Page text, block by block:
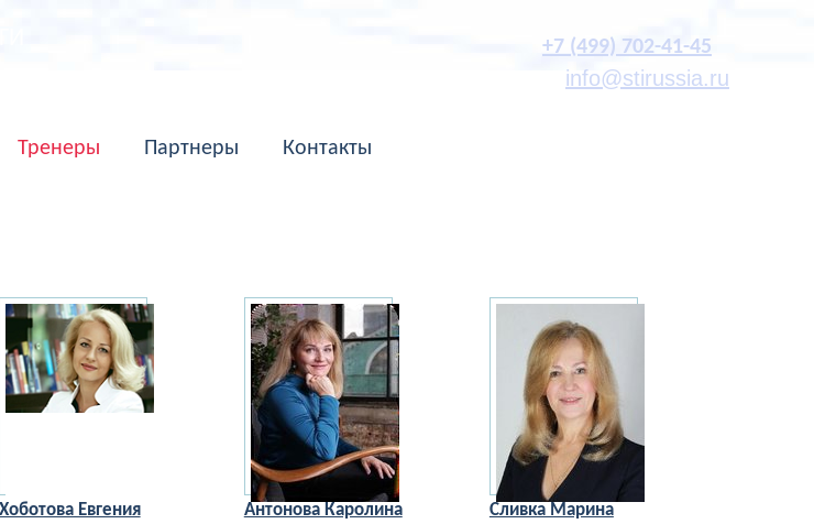
+7 (499) 702-41-45
info@stirussia.ru
Тренеры Партнеры Контакты
Хоботова Евгения Антонова Каролина Сливка Марина